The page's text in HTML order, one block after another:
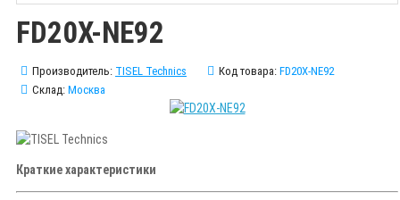
FD20X-NE92
Производитель: TISEL Technics Код товара: FD20X-NE92
Склад: Москва
Краткие характеристики